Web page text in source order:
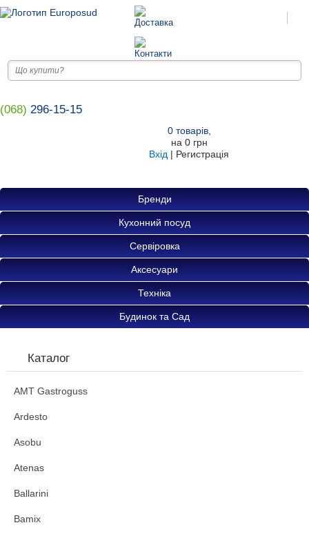
(068) 296-15-15
0товарів,
на 0 грн
Вхід | Регистрація
Бренди
Кухонний посуд
Сервіровка
Аксесуари
Техніка
Будинок та Сад
Каталог
AMT Gastroguss
Ardesto
Asobu
Atenas
Ballarini
Bamix